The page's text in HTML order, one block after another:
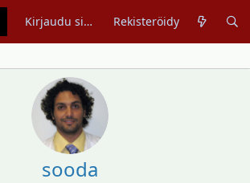
Kirjaudu sisään Rekisteröidy
sooda